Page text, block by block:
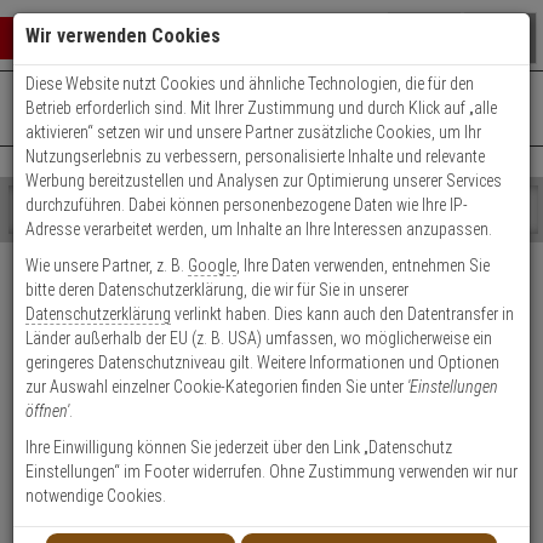
Warenkorb schließen
0 ARTIKEL IM WARENKORB
Ihr Warenkorb ist momentan leer.
Ergebnisse ()
Fertig
Shop
durchsuchen
geben
Sie
mindestens
Zeichen
ein,
um
Suche
wurde
noch
Kategorien
Suche
gestartet
+49 (0)821 899 493-0Mo. - Do.: 8:00 - 16:30 | Fr.: 8:00 - 14:00 Uhr
Kontaktservice nutzen
Versand & Lieferung
Bitte wählen Sie Ihr Lieferland.
Welche Lieferoptionen kann ich nach der Bestellung
auswählen?
Wir verwenden Cookies
Diese Website nutzt Cookies und ähnliche Technologien, die für den
Betrieb erforderlich sind. Mit Ihrer Zustimmung und durch Klick auf „alle
aktivieren“ setzen wir und unsere Partner zusätzliche Cookies, um Ihr
Nutzungserlebnis zu verbessern, personalisierte Inhalte und relevante
Werbung bereitzustellen und Analysen zur Optimierung unserer Services
durchzuführen. Dabei können personenbezogene Daten wie Ihre IP-
Adresse verarbeitet werden, um Inhalte an Ihre Interessen anzupassen.
Wie unsere Partner, z. B. Google , Ihre Daten verwenden, entnehmen Sie
bitte deren Datenschutzerklärung, die wir für Sie in unserer
Datenschutzerklärung verlinkt haben. Dies kann auch den Datentransfer in
Länder außerhalb der EU (z. B. USA) umfassen, wo möglicherweise ein
geringeres Datenschutzniveau gilt. Weitere Informationen und Optionen
zur Auswahl einzelner Cookie-Kategorien finden Sie unter 'Einstellungen
öffnen'.
Ihre Einwilligung können Sie jederzeit über den Link „Datenschutz
Einstellungen“ im Footer widerrufen. Ohne Zustimmung verwenden wir nur
notwendige Cookies.